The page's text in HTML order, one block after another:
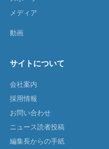
メディア
動画
サイトについて
会社案内
採用情報
お問い合わせ
ニュース読者投稿
編集長からの手紙